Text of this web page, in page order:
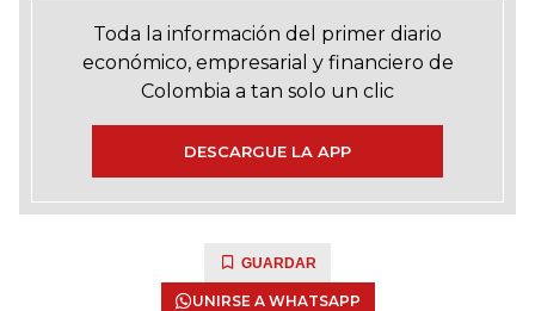
Toda la información del primer diario
económico, empresarial y financiero de
Colombia a tan solo un clic
DESCARGUE LA APP
GUARDAR
UNIRSE A WHATSAPP